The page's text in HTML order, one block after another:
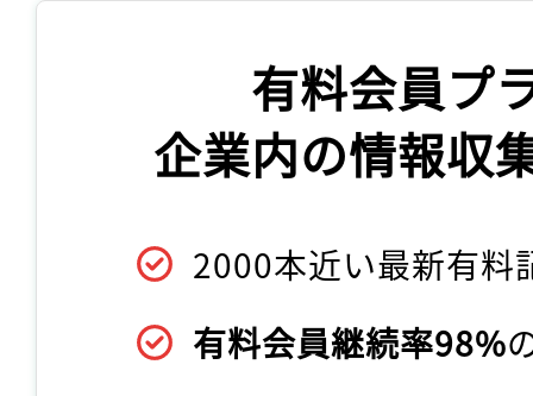
有料会員プ
企業内の情報収
2000本近い最新有料
有料会員継続率98%